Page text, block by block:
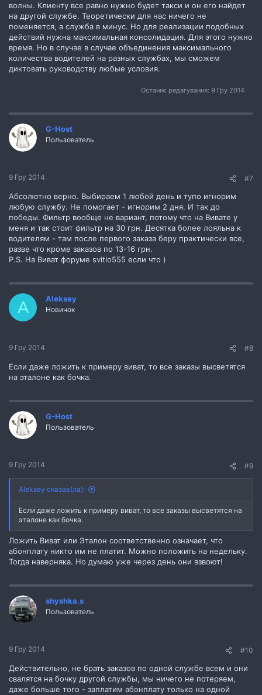
волны. Клиенту все равно нужно будет такси и он его найдет
на другой службе. Теоретически для нас ничего не
поменяется, а служба в минус. Но для реализации подобных
действий нужна максимальная консолидация. Для этого нужно
время. Но в случае в случае объединения максимального
количества водителей на разных службах, мы сможем
диктовать руководству любые условия.
Останнє редагування: 9 Гру 2014
G-Host
Пользователь
9 Гру 2014 #7
Абсолютно верно. Выбираем 1 любой день и тупо игнорим
любую службу. Не помогает - игнорим 2 дня. И так до
победы. Фильтр вообще не вариант, потому что на Вивате у
меня и так стоит фильтр на 30 грн. Десятка более лояльна к
водителям - там после первого заказа беру практически все,
разве что кроме заказов по 13-16 грн.
P.S. На Виват форуме svitlo555 если что )
A Aleksey
Новичок
9 Гру 2014 #8
Если даже ложить к примеру виват, то все заказы высветятся
на эталоне как бочка.
G-Host
Пользователь
9 Гру 2014 #9
Aleksey сказав(ла):
Если даже ложить к примеру виват, то все заказы высветятся на
эталоне как бочка.
Ложить Виват или Эталон соответственно означает, что
абонплату никто им не платит. Можно положить на недельку.
Тогда наверняка. Но думаю уже через день они взвоют!
shyshka.s
Пользователь
9 Гру 2014 #10
Действительно, не брать заказов по одной службе всем и они
свалятся на бочку другой службы, мы ничего не потеряем,
даже больше того - заплатим абонплату только на одной